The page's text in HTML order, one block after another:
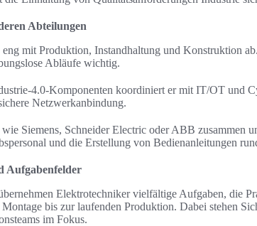
Abteilungen
mit Produktion, Instandhaltung und Konstruktion
Abläufe wichtig.
4.0-Komponenten koordiniert er mit IT/OT und
Netzwerkanbindung.
Siemens, Schneider Electric oder ABB zusammen
und die Erstellung von Bedienanleitungen
Aufgabenfelder
Elektrotechniker vielfältige Aufgaben, die
bis zur laufenden Produktion. Dabei stehen
im Fokus.